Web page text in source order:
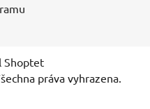
Shoptet
práva vyhrazena.